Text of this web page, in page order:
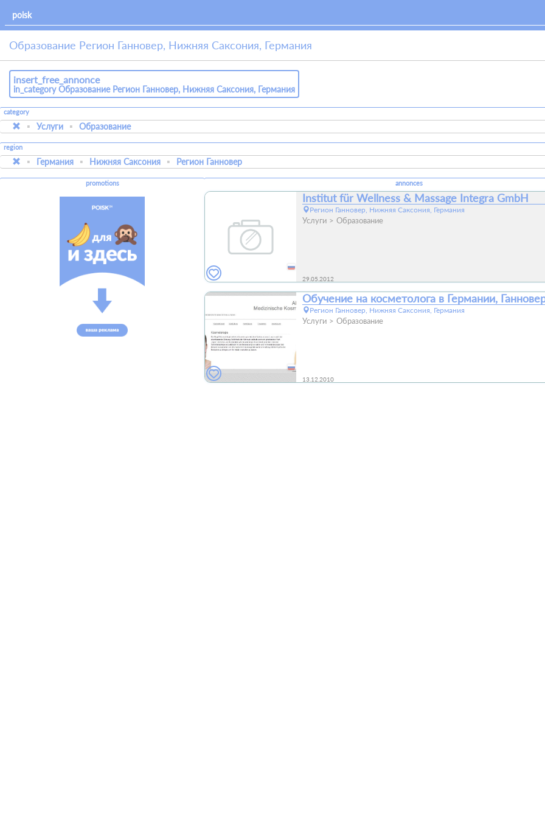
Образование Регион Ганновер, Нижняя Саксония, Германия
insert_free_annonce
in_category Образование Регион Ганновер, Нижняя Саксония, Германия
category
Услуги Образование
region
Германия Нижняя Саксония Регион Ганновер
promotions annonces
Institut für Wellness & Massage Integra GmbH
Регион Ганновер, Нижняя Саксония, Германия
Услуги Образование
29.05.2012
Обучение на косметолога в Германии,
Регион Ганновер, Нижняя Саксония, Германия
Услуги Образование
13.12.2010